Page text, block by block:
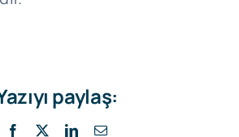
paylaş:
Facebook LinkedIn
E-